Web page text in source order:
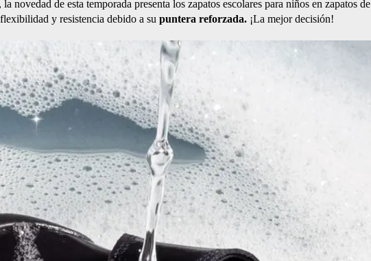
, la novedad de esta temporada presenta los zapatos escolares para niños en zapatos de
y resistencia debido a su puntera reforzada. ¡La mejor decisión!